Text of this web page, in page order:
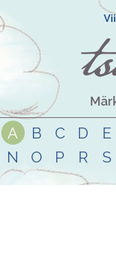
A B C D E
N
O P R S
Tsitaadid